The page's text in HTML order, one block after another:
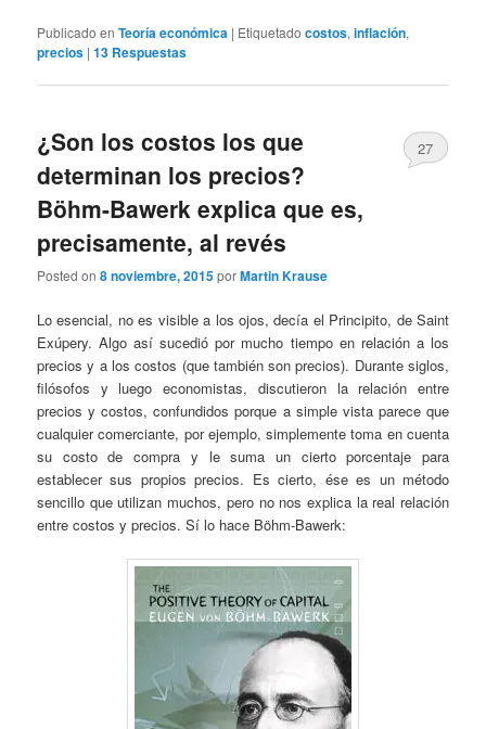
Publicado en Teoría económica | Etiquetado costos,inflación,
precios |13 Respuestas
¿Son los costos los que
determinan los precios?
Böhm-Bawerk explica que es,
precisamente, al revés
Posted on8 noviembre, 2015porMartin Krause
27
Lo esencial, no es visible a los ojos, decía el Principito, de Saint
Exúpery. Algo así sucedió por mucho tiempo en relación a los
precios y a los costos (que también son precios). Durante siglos,
filósofos y luego economistas, discutieron la relación entre
precios y costos, confundidos porque a simple vista parece que
cualquier comerciante, por ejemplo, simplemente toma en cuenta
su costo de compra y le suma un cierto porcentaje para
establecer sus propios precios. Es cierto, ése es un método
sencillo que utilizan muchos, pero no nos explica la real relación
entre costos y precios. Sí lo hace Böhm-Bawerk: